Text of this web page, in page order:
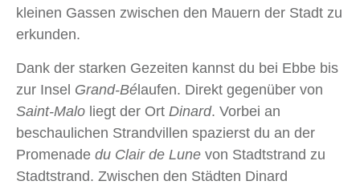
kleinen Gassen zwischen den Mauern der Stadt zu
erkunden.
Dank der starken Gezeiten kannst du bei Ebbe bis
zur Insel Grand-Bélaufen. Direkt gegenüber von
Saint-Malo liegt der Ort Dinard. Vorbei an
beschaulichen Strandvillen spazierst du an der
Promenade du Clair de Lune von Stadtstrand zu
Stadtstrand. Zwischen den Städten Dinard